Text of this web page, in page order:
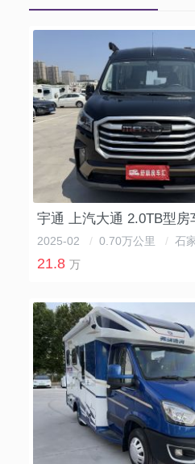
1 2 3 4 5
宇通 上汽大通 2.0TB型房
2025-02 / 0.70万公里 / 石
21.8 万